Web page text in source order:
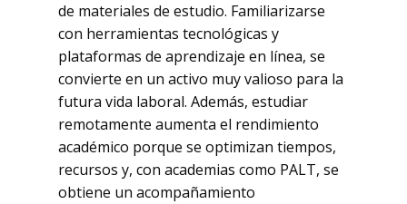
de materiales de estudio. Familiarizarse
con herramientas tecnológicas y
plataformas de aprendizaje en línea, se
convierte en un activo muy valioso para la
futura vida laboral. Además, estudiar
remotamente aumenta el rendimiento
académico porque se optimizan tiempos,
recursos y, con academias como PALT, se
obtiene un acompañamiento